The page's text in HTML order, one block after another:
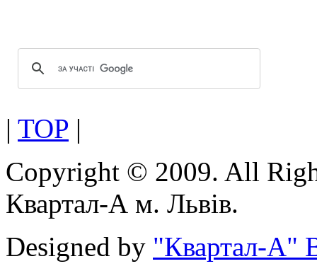
| TOP |
Copyright © 2009. All
Квартал-А м. Львів.
Designed by "Квартал-А"